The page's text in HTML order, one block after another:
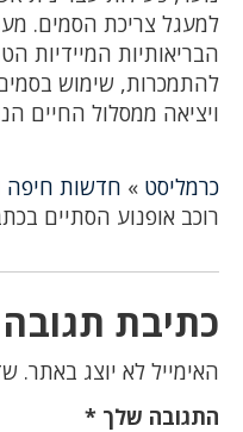
למעגל צריכת הסמים.
הבריאותיות המיידיות
להתמכרות, שימוש
ויציאה ממסלול החיים
כרמליסט » חדשות חיפה
רוכב אופנוע הסתיים
כתיבת תגובה
האימייל לא יוצג באתר.
התגובה שלך *